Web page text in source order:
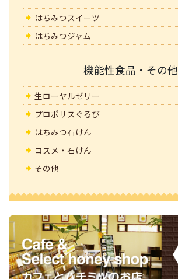
はちみつスイーツ
はちみつジャム
機能性食品・その他
生ローヤルゼリー
プロポリスぐるび
はちみつ石けん
コスメ・石けん
その他